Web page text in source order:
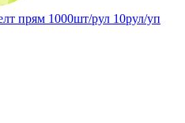
прям 1000шт/рул 10рул/уп